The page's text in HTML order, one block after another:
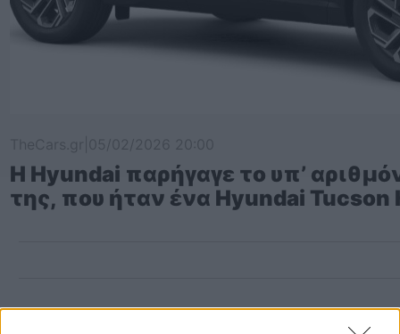
Η Hyundai παρήγαγε το υπ’
της, που ήταν ένα Hyundai Tucson